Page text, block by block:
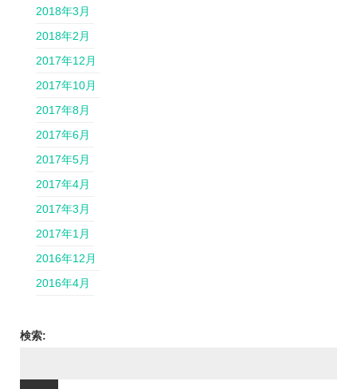
2018年3月
2018年2月
2017年12月
2017年10月
2017年8月
2017年6月
2017年5月
2017年4月
2017年3月
2017年1月
2016年12月
2016年4月
検索: